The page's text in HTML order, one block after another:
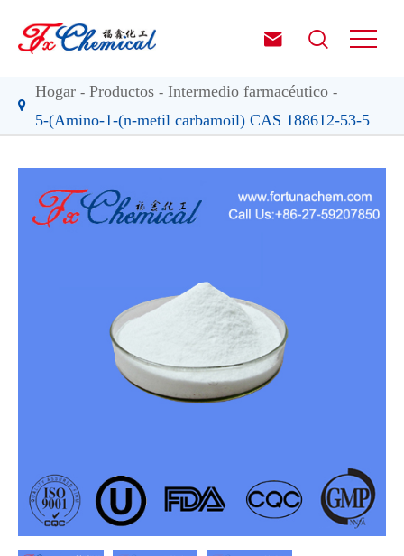
 
Hogar Productos
Intermedio farmacéutico
5-(Amino-1-(n-metil carbamoil) CAS 188612-53-5